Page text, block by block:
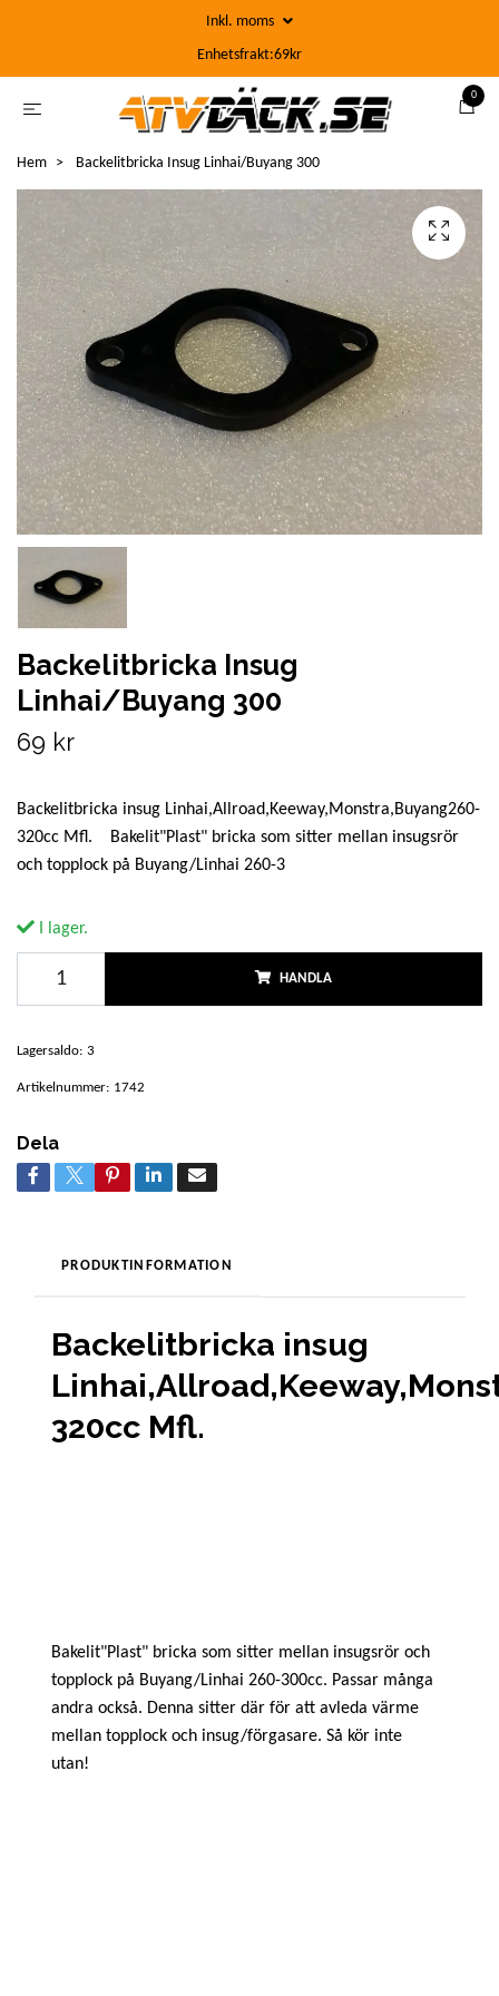
Inkl. moms
Enhetsfrakt:69kr
0
Hem Backelitbricka Insug Linhai/Buyang 300
Backelitbricka Insug
Linhai/Buyang 300
69 kr
Backelitbricka insug Linhai,Allroad,Keeway,Monstra,Buyang260-
320cc Mfl. Bakelit"Plast" bricka som sitter mellan insugsrör
och topplock på Buyang/Linhai 260-3
I lager.
HANDLA
Lagersaldo: 3
Artikelnummer: 1742
Dela
PRODUKTINFORMATION
Backelitbricka insug
320cc Mfl.
Bakelit"Plast" bricka som sitter mellan insugsrör och
topplock på Buyang/Linhai 260-300cc. Passar många
andra också. Denna sitter där för att avleda värme
mellan topplock och insug/förgasare. Så kör inte
utan!